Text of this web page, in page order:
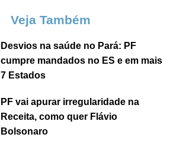
Veja Também
Desvios na saúde no Pará: PF
cumpre mandados no ES e em mais
7 Estados
PF vai apurar irregularidade na
Receita, como quer Flávio
Bolsonaro